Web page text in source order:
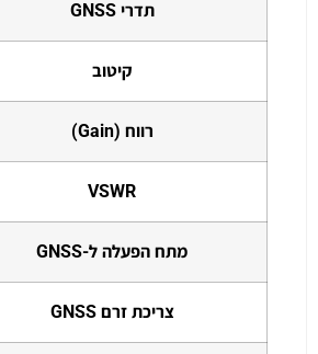
תדרי GNSS
קיטוב
רווח (Gain)
VSWR
מתח הפעלה ל-GNSS
צריכת זרם GNSS